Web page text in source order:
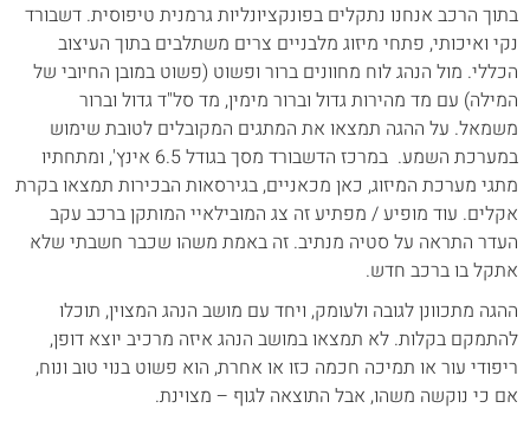
בתוך הרכב אנחנו נתקלים בפונקציונליות גרמנית טיפוסית. דשבורד
נקי ואיכותי, פתחי מיזוג מלבניים צרים משתלבים בתוך העיצוב
הכללי. מול הנהג לוח מחוונים ברור ופשוט (פשוט במובן החיובי של
המילה) עם מד מהירות גדול וברור מימין, מד סל"ד גדול וברור
משמאל. על ההגה תמצאו את המתגים המקובלים לטובת שימוש
במערכת השמע. במרכז הדשבורד מסך בגודל 6.5 אינץ', ומתחתיו
מתגי מערכת המיזוג, כאן מכאניים, בגירסאות הבכירות תמצאו בקרת
אקלים. עוד מופיע / מפתיע זה צג המובילאיי המותקן ברכב עקב
העדר התראה על סטיה מנתיב. זה באמת משהו שכבר חשבתי שלא
אתקל בו ברכב חדש.
ההגה מתכוונן לגובה ולעומק, ויחד עם מושב הנהג המצוין, תוכלו
להתמקם בקלות. לא תמצאו במושב הנהג איזה מרכיב יוצא דופן,
ריפודי עור או תמיכה חכמה כזו או אחרת, הוא פשוט בנוי טוב ונוח,
אם כי נוקשה משהו, אבל התוצאה לגוף – מצוינת.